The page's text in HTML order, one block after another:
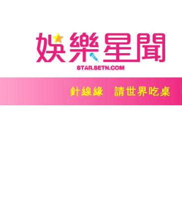
針線緣 請世界吃桌